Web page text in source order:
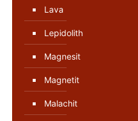
Lava
Lepidolith
Magnesit
Magnetit
Malachit